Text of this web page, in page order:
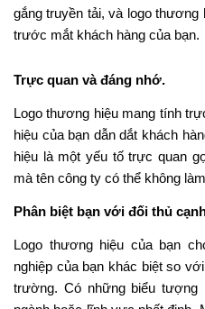
gắng truyền tải, và logo thương
trước mắt khách hàng của bạn.
Trực quan và đáng nhớ.
Logo thương hiệu mang tính
hiệu của bạn dẫn dắt khách
hiệu là một yếu tố trực quan
mà tên công ty có thể không
Phân biệt bạn với đối thủ
Logo thương hiệu của bạn
nghiệp của bạn khác biệt so
trường. Có những biểu tượng